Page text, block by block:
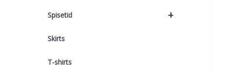
+
Spisetid
Skirts
T-shirts